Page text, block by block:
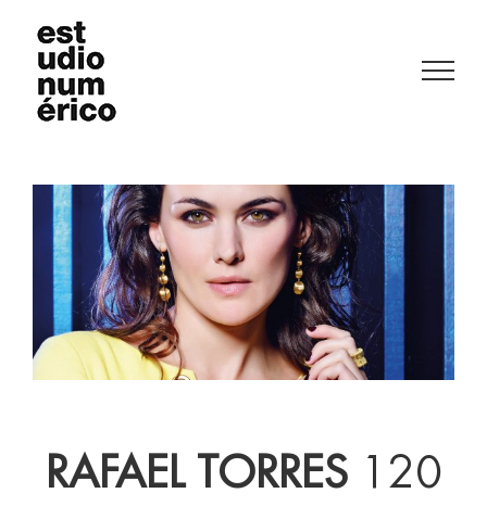
contenido
RAFAEL TORRES120